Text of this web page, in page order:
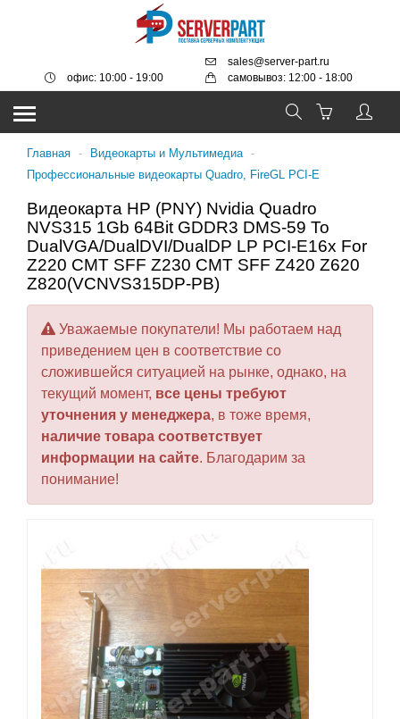
sales@server-part.ru
самовывоз: 12:00 - 18:00
офис: 10:00 - 19:00
Главная - Видеокарты и Мультимедиа -
Профессиональные видеокарты Quadro, FireGL PCI-E
Видеокарта HP (PNY) Nvidia Quadro
NVS315 1Gb 64Bit GDDR3 DMS-59 To
DualVGA/DualDVI/DualDP LP PCI-E16x For
Z220 CMT SFF Z230 CMT SFF Z420 Z620
Z820(VCNVS315DP-PB)
Уважаемые покупатели! Мы работаем над
приведением цен в соответствие со
сложившейся ситуацией на рынке, однако, на
текущий момент, все цены требуют
уточнения у менеджера, в тоже время,
наличие товара соответствует
информации на сайте. Благодарим за
понимание!